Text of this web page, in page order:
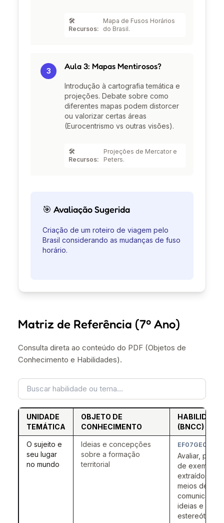
🛠️
Recursos:
Mapa de Fusos Horários
do Brasil.
3 Aula 3: Mapas Mentirosos?
Introdução à cartografia temática e
projeções. Debate sobre como
diferentes mapas podem distorcer
ou valorizar certas áreas
(Eurocentrismo vs outras visões).
🛠️
Recursos:
Projeções de Mercator e
Peters.
🎯 Avaliação Sugerida
Criação de um roteiro de viagem pelo
Brasil considerando as mudanças de fuso
horário.
Matriz de Referência (7º Ano)
Consulta direta ao conteúdo do PDF (Objetos de
Conhecimento e Habilidades).
UNIDADE
TEMÁTICA
OBJETO DE
CONHECIMENTO
HABILIDADE
(BNCC)
O sujeito e
seu lugar
no mundo
Ideias e concepções
sobre a formação
territorial
EF07GE01
Avaliar, por
de exemplos
extraídos dos
meios de
comunicação,
ideias e
estereótipos